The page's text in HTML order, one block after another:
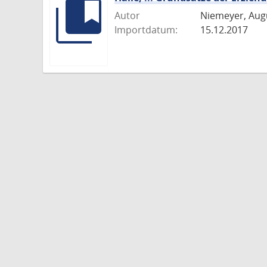
Autor
Niemeyer,
Importdatum:
15.12.2017